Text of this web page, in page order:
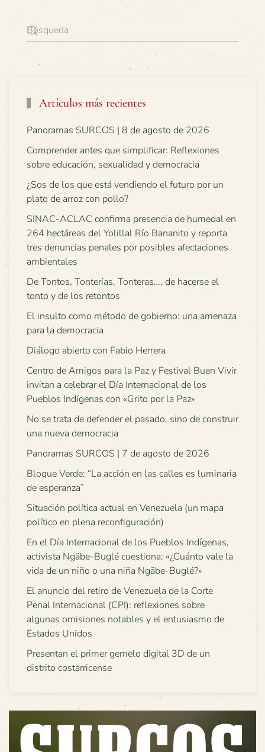
Artículos más recientes
Panoramas SURCOS | 8 de agosto de 2026
Comprender antes que simplificar: Reflexiones
sobre educación, sexualidad y democracia
¿Sos de los que está vendiendo el futuro por un
plato de arroz con pollo?
SINAC-ACLAC confirma presencia de humedal en
264 hectáreas del Yolillal Río Bananito y reporta
tres denuncias penales por posibles afectaciones
ambientales
De Tontos, Tonterías, Tonteras…, de hacerse el
tonto y de los retontos
El insulto como método de gobierno: una amenaza
para la democracia
Diálogo abierto con Fabio Herrera
Centro de Amigos para la Paz y Festival Buen Vivir
invitan a celebrar el Día Internacional de los
Pueblos Indígenas con «Grito por la Paz»
No se trata de defender el pasado, sino de construir
una nueva democracia
Panoramas SURCOS | 7 de agosto de 2026
Bloque Verde: “La acción en las calles es luminaria
de esperanza”
Situación política actual en Venezuela (un mapa
político en plena reconfiguración)
En el Día Internacional de los Pueblos Indígenas,
activista Ngäbe-Buglé cuestiona: «¿Cuánto vale la
vida de un niño o una niña Ngäbe-Buglé?»
El anuncio del retiro de Venezuela de la Corte
Penal Internacional (CPI): reflexiones sobre
algunas omisiones notables y el entusiasmo de
Estados Unidos
Presentan el primer gemelo digital 3D de un
distrito costarricense